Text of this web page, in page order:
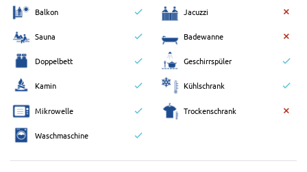
Balkon Jacuzzi
Sauna Badewanne
Doppelbett Geschirrspüler
Kamin Kühlschrank
Mikrowelle Trockenschrank
Waschmaschine